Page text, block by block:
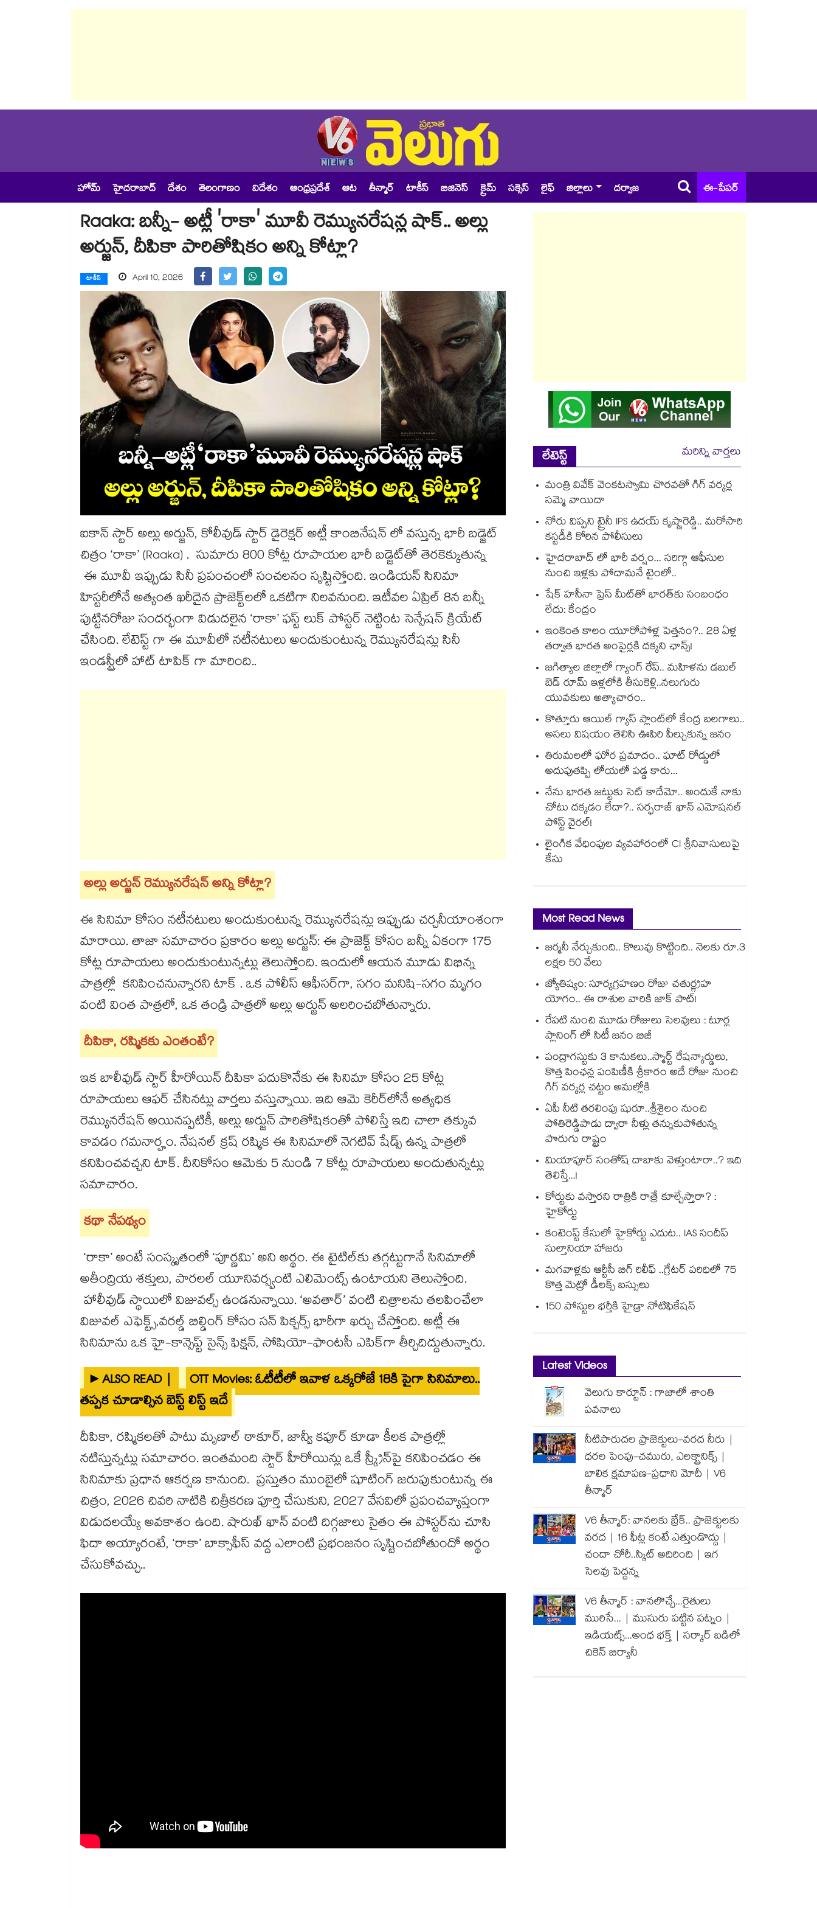
హోమ్ హైదరాబాద్ దేశం తెలంగాణం విదేశం ఆంధ్రప్రదేశ్ ఆట తీన్మార్ టాకీస్ బిజినెస్ క్రైమ్ సక్సెస్ లైఫ్ జిల్లాలు దర్వాజ ఈ-పేపర్
Raaka: బన్నీ- అట్లీ 'రాకా' మూవీ రెమ్యునరేషన్ల షాక్.. అల్లు
అర్జున్, దీపికా పారితోషికం అన్ని కోట్లా?
టాకీస్ April 10, 2026
ఐకాన్ స్టార్ అల్లు అర్జున్, కోలీవుడ్ స్టార్ డైరెక్షర్ అట్లీ కాంబినేషన్ లో వస్తున్న భారీ బడ్జెట్
చిత్రం ‘రాకా’ (Raaka) . సుమారు 800 కోట్ల రూపాయల భారీ బడ్జెట్‌తో తెరకెక్కుతున్న
ఈ మూవీ ఇప్పుడు సినీ ప్రపంచంలో సంచలనం సృష్టిస్తోంది. ఇండియన్ సినిమా
హిస్టరీలోనే అత్యంత ఖరీదైన ప్రాజెక్ట్‌లలో ఒకటిగా నిలవనుంది. ఇటీవల ఏప్రిల్ 8న బన్నీ
పుట్టినరోజు సందర్భంగా విడుదలైన ‘రాకా’ ఫస్ట్ లుక్ పోస్టర్ నెట్టింట సెన్సేషన్ క్రియేట్
చేసింది. లేటెస్ట్ గా ఈ మూవీలో నటీనటులు అందుకుంటున్న రెమ్యునరేషన్లు సినీ
ఇండస్ట్రీలో హాట్ టాపిక్ గా మారింది..
అల్లు అర్జున్ రెమ్యునరేషన్ అన్ని కోట్లా?
ఈ సినిమా కోసం నటీనటులు అందుకుంటున్న రెమ్యునరేషన్లు ఇప్పుడు చర్చనీయాంశంగా
మారాయి. తాజా సమాచారం ప్రకారం అల్లు అర్జున్: ఈ ప్రాజెక్ట్ కోసం బన్నీ ఏకంగా 175
కోట్ల రూపాయలు అందుకుంటున్నట్లు తెలుస్తోంది. ఇందులో ఆయన మూడు విభిన్న
పాత్రల్లో కనిపించనున్నారని టాక్ . ఒక పోలీస్ ఆఫీసర్‌గా, సగం మనిషి-సగం మృగం
వంటి వింత పాత్రలో, ఒక తండ్రి పాత్రలో అల్లు అర్జున్ అలరించబోతున్నారు.
దీపికా, రష్మికకు ఎంతంటే?
ఇక బాలీవుడ్ స్టార్ హీరోయిన్ దీపికా పదుకొనేకు ఈ సినిమా కోసం 25 కోట్ల
రూపాయలు ఆఫర్ చేసినట్లు వార్తలు వస్తున్నాయి. ఇది ఆమె కెరీర్‌లోనే అత్యధిక
రెమ్యునరేషన్ అయినప్పటికీ, అల్లు అర్జున్ పారితోషికంతో పోలిస్తే ఇది చాలా తక్కువ
కావడం గమనార్హం. నేషనల్ క్రష్ రష్మిక ఈ సినిమాలో నెగటివ్ షేడ్స్ ఉన్న పాత్రలో
కనిపించవచ్చని టాక్. దీనికోసం ఆమెకు 5 నుండి 7 కోట్ల రూపాయలు అందుతున్నట్లు
సమాచారం.
కథా నేపథ్యం
‘రాకా’ అంటే సంస్కృతంలో ‘పూర్ణమి’ అని అర్థం. ఈ టైటిల్‌కు తగ్గట్టుగానే సినిమాలో
అతీంద్రియ శక్తులు, పారలల్ యూనివర్స్వంటి ఎలిమెంట్స్ ఉంటాయని తెలుస్తోంది.
హాలీవుడ్ స్థాయిలో విజువల్స్ ఉండనున్నాయి. ‘అవతార్’ వంటి చిత్రాలను తలపించేలా
విజువల్ ఎఫెక్ట్స్,వరల్డ్ బిల్డింగ్ కోసం సన్ పిక్చర్స్ భారీగా ఖర్చు చేస్తోంది. అట్లీ ఈ
సినిమాను ఒక హై-కాన్సెప్ట్ సైన్స్ ఫిక్షన్, సోషియో-ఫాంటసీ ఎపిక్‌గా తీర్చిదిద్దుతున్నారు.
►ALSO READ |
OTT Movies: ఓటీటీలో ఇవాళ ఒక్కరోజే 18కి పైగా సినిమాలు..
తప్పక చూడాల్సిన బెస్ట్ లిస్ట్ ఇదే
దీపికా, రష్మికలతో పాటు మృణాల్ ఠాకూర్, జాన్వీ కపూర్ కూడా కీలక పాత్రల్లో
నటిస్తున్నట్లు సమాచారం. ఇంతమంది స్టార్ హీరోయిన్లు ఒకే స్క్రీన్‌పై కనిపించడం ఈ
సినిమాకు ప్రధాన ఆకర్షణ కానుంది. ప్రస్తుతం ముంబైలో షూటింగ్ జరుపుకుంటున్న ఈ
చిత్రం, 2026 చివరి నాటికి చిత్రీకరణ పూర్తి చేసుకుని, 2027 వేసవిలో ప్రపంచవ్యాప్తంగా
విడుదలయ్యే అవకాశం ఉంది. షారుఖ్ ఖాన్ వంటి దిగ్గజాలు సైతం ఈ పోస్టర్‌ను చూసి
ఫిదా అయ్యారంటే, ‘రాకా’ బాక్సాఫీస్ వద్ద ఎలాంటి ప్రభంజనం సృష్టించబోతుందో అర్థం
చేసుకోవచ్చు..
లేటెస్ట్
మరిన్ని వార్తలు
మంత్రి వివేక్ వెంకటస్వామి చొరవతో గిగ్ వర్కర్ల
సమ్మె వాయిదా
నోరు విప్పని ట్రైనీ IPS ఉదయ్ కృష్ణారెడ్డి.. మరోసారి
కస్టడీకి కోరిన పోలీసులు
హైదరాబాద్ లో భారీ వర్షం... సరిగ్గా ఆఫీసుల
నుంచి ఇళ్లకు పోదామనే టైంలో..
షేక్ హసీనా ప్రెస్ మీట్‎తో భారత్‎కు సంబంధం
లేదు: కేంద్రం
ఇంకెంత కాలం యూరోపోళ్ల పెత్తనం?.. 28 ఏళ్ల
తర్వాత భారత అంపైర్లకి దక్కని ఛాన్స్!
జగిత్యాల జిల్లాలో గ్యాంగ్ రేప్.. మహిళను డబుల్
బెడ్ రూమ్ ఇళ్లలోకి తీసుకెళ్లి..నలుగురు
యువకులు అత్యాచారం..
కొత్తూరు ఆయిల్ గ్యాస్⁪ ప్లాంట్⁫లో కేంద్ర బలగాలు..
అసలు విషయం తెలిసి ఊపిరి పీల్చుకున్న జనం
తిరుమలలో ఘోర ప్రమాదం.. ఘాట్ రోడ్డులో
అదుపుతప్పి లోయలో పడ్డ కారు...
నేను భారత జట్టుకు సెట్ కాదేమో.. అందుకే నాకు
చోటు దక్కడం లేదా?.. సర్ఫరాజ్ ఖాన్ ఎమోషనల్
పోస్ట్ వైరల్!
లైంగిక వేధింపుల వ్యవహారంలో CI శ్రీనివాసులుపై
కేసు
Most Read News
జర్మనీ నేర్చుకుంది.. కొలువు కొట్టింది.. నెలకు రూ.3
లక్షల 50 వేలు
జ్యోతిష్యం: సూర్యగ్రహణం రోజు చతుర్గ్రహ
యోగం.. ఈ రాశుల వారికి జాక్ పాట్!
రేపటి నుంచి మూడు రోజులు సెలవులు : టూర్ల
ప్లానింగ్ లో సిటీ జనం బిజీ
పంద్రాగస్టుకు 3 కానుకలు..స్మార్ట్ రేషన్కార్డులు,
కొత్త పింఛన్ల పంపిణీకి శ్రీకారం అదే రోజు నుంచి
గిగ్ వర్కర్ల చట్టం అమల్లోకి
ఏపీ నీటి తరలింపు షురూ..శ్రీశైలం నుంచి
పోతిరెడ్డిపాడు ద్వారా నీళ్లు తన్నుకుపోతున్న
పొరుగు రాష్ట్రం
మియాపూర్ సంతోష్ దాబాకు వెళ్తుంటారా..? ఇది
తెలిస్తే...!
కోర్టుకు వస్తారని రాత్రికి రాత్రే కూల్చేస్తారా? :
హైకోర్టు
కంటెంప్ట్ కేసులో హైకోర్టు ఎదుట.. IAS సందీప్
సుల్తానియా హాజరు
మగవాళ్లకు ఆర్టీసీ బిగ్ రిలీఫ్ ..గ్రేటర్ పరిధిలో 75
కొత్త మెట్రో డీలక్స్ బస్సులు
150 పోస్టుల భర్తీకి హైడ్రా నోటిఫికేషన్
Latest Videos
వెలుగు కార్టూన్ : గాజాలో శాంతి
పవనాలు
నీటిపారుదల ప్రాజెక్టులు-వరద నీరు |
ధరల పెంపు-చమురు, ఎలక్ట్రానిక్స్ |
బాలిక క్షమాపణ-ప్రధాని మోదీ | V6
తీన్మార్
V6 తీన్మార్: వానలకు బ్రేక్.. ప్రాజెక్టులకు
వరద | 16 ఫీట్ల కంటే ఎత్తుండొద్దు |
చందా చోరీ..స్కిట్ అదిరింది | ఇగ
సెలవు పెద్దన్న
V6 తీన్మార్ : వానలొచ్చే...రైతులు
మురిసే... | ముసురు పట్టిన పట్నం |
ఇడియట్స్...అంధ భక్త్ | సర్కార్ బడిలో
చికెన్ బిర్యానీ